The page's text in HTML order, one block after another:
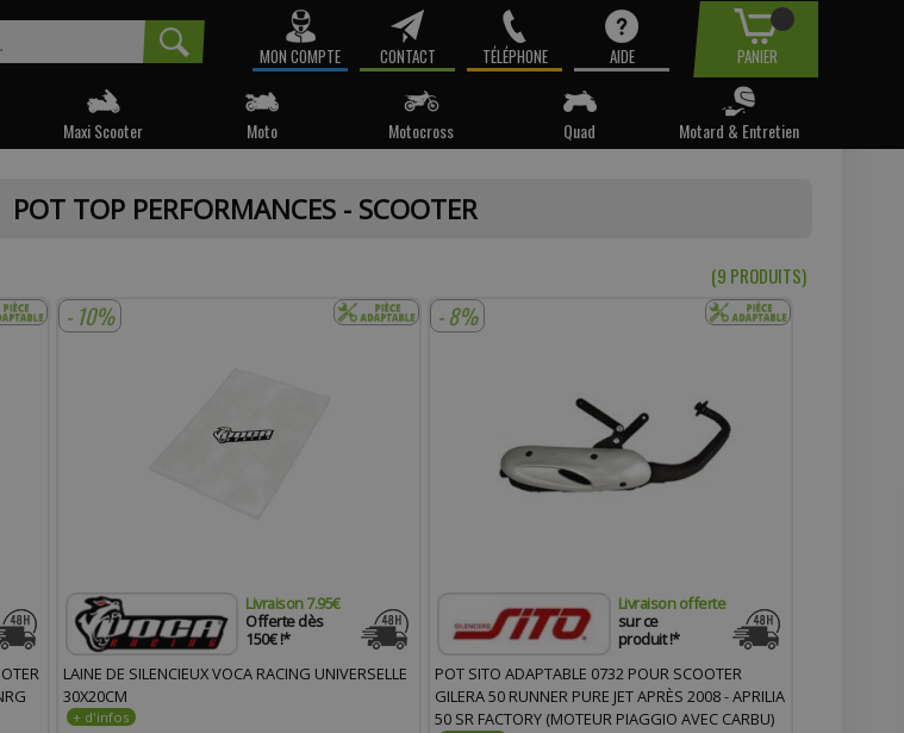
MON COMPTE CONTACT TÉLÉPHONE AIDE PANIER
Maxi Scooter Moto Motocross Quad Motard & Entretien
POT TOP PERFORMANCES - SCOOTER
(9 PRODUITS)
- 10%
Livraison 7.95€
Offerte dès
150€ !*
LAINE DE SILENCIEUX VOCA RACING UNIVERSELLE
30X20CM
- 8%
Livraison offerte
sur ce
produit !*
POT SITO ADAPTABLE 0732 POUR SCOOTER
GILERA 50 RUNNER PURE JET APRÈS 2008 - APRILIA
50 SR FACTORY (MOTEUR PIAGGIO AVEC CARBU)
du produit, veuillez indiquer votre email.